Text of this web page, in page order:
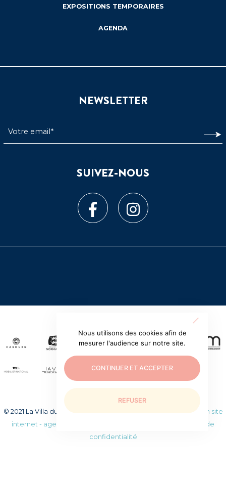
EXPOSITIONS TEMPORAIRES
AGENDA
NEWSLETTER
SUIVEZ-NOUS
© 2021 La Villa du temps retrouvé. Tous droits réservés.Création site
internet - agence web WEEZY
Politique de
confidentialité
Nous utilisons des cookies afin de
mesurer l'audience sur notre site.
CONTINUER ET ACCEPTER
REFUSER